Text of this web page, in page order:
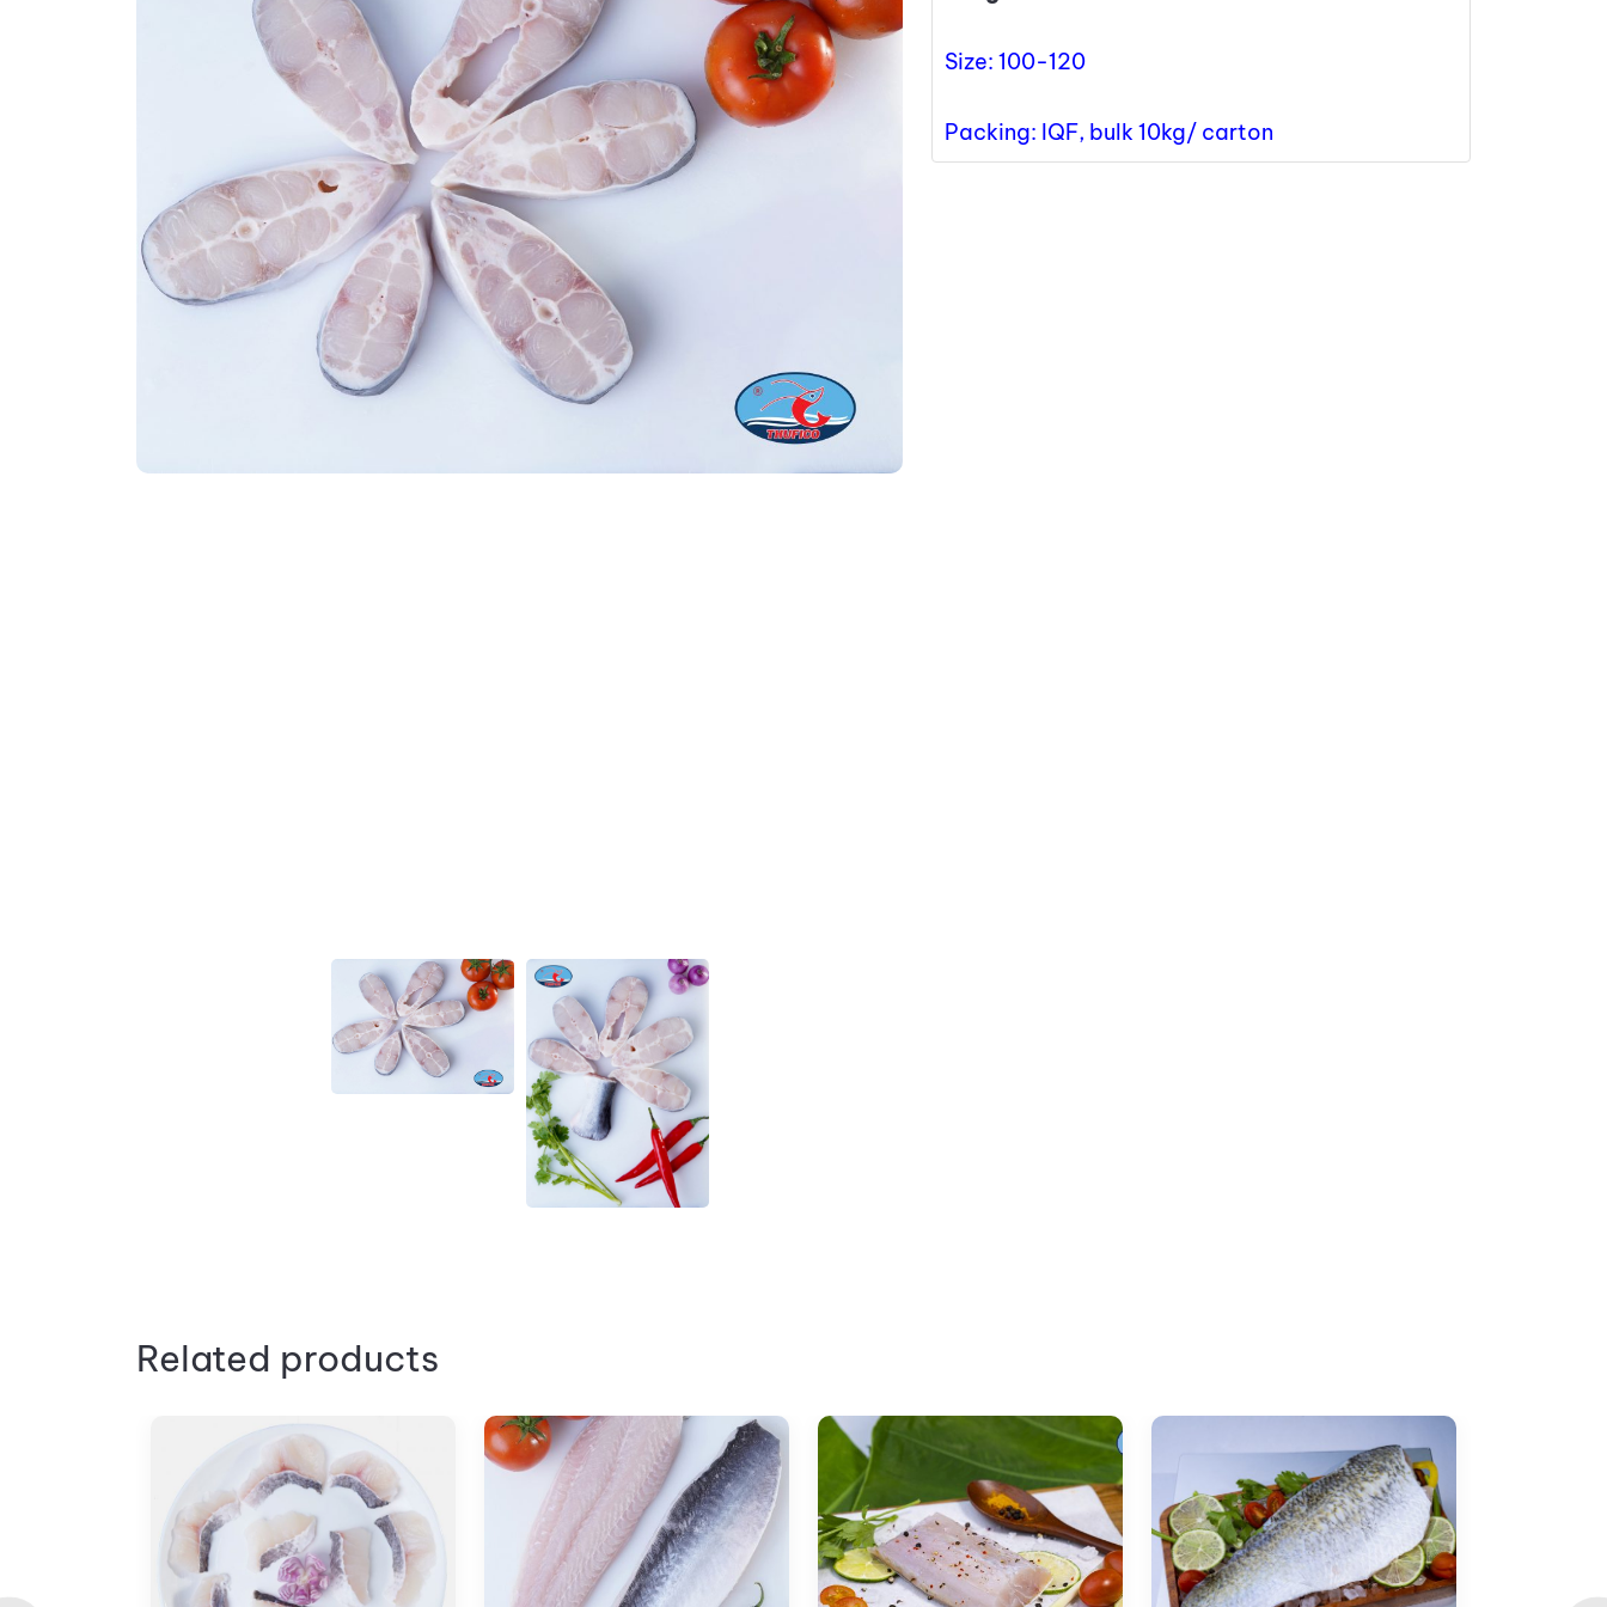
Size: 100-120
Packing: IQF, bulk 10kg/ carton
Related products